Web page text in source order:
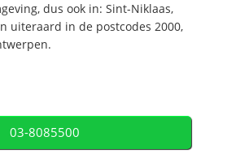
dus ook in: Sint-Niklaas,
uiteraard in de postcodes 2000,
03-8085500